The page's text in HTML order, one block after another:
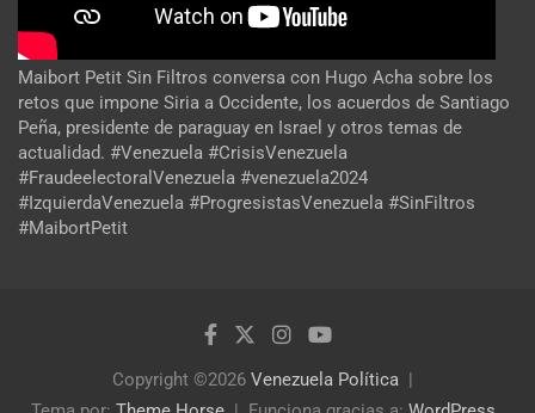
Maibort Petit Sin Filtros conversa con Hugo Acha sobre los
retos que impone Siria a Occidente, los acuerdos de Santiago
Peña, presidente de paraguay en Israel y otros temas de
actualidad. #Venezuela #CrisisVenezuela
#FraudeelectoralVenezuela #venezuela2024
#IzquierdaVenezuela #ProgresistasVenezuela #SinFiltros
#MaibortPetit
Copyright ©2026 Venezuela Política